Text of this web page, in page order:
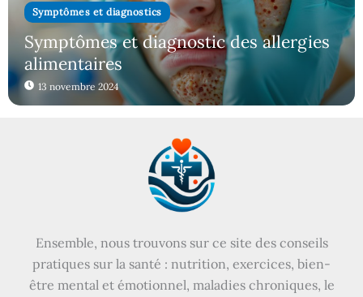
Symptômes et diagnostics
Symptômes et diagnostic des allergies
alimentaires
13 novembre 2024
Ensemble, nous trouvons sur ce site des conseils
pratiques sur la santé : nutrition, exercices, bien-
être mental et émotionnel, maladies chroniques, le